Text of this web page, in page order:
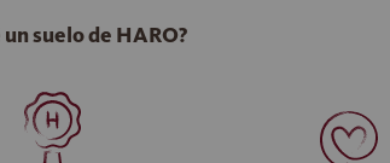
un suelo de HARO?